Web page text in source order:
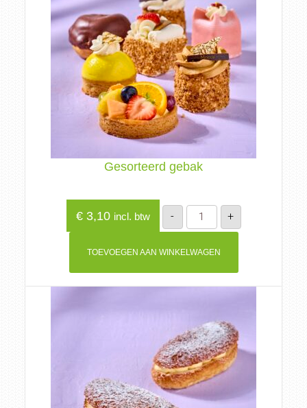
Gesorteerd gebak
€3,10 incl. btw -
Gesorteerd
gebak
aantal
+
TOEVOEGEN AAN WINKELWAGEN